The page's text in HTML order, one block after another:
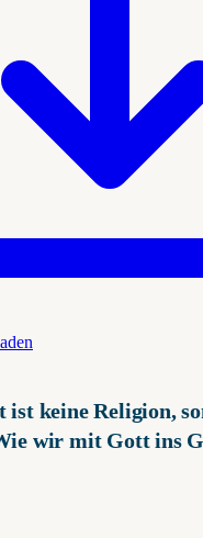
ist keine Religion,
wir mit Gott ins